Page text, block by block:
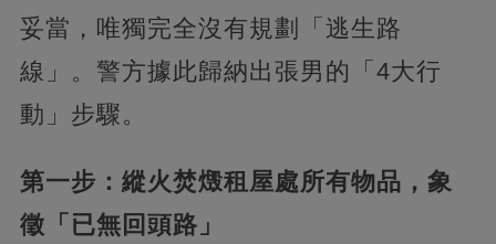
妥當，唯獨完全沒有規劃「逃生路
線」。警方據此歸納出張男的「4大行
動」步驟。
第一步：縱火焚燬租屋處所有物品，象
徵「已無回頭路」